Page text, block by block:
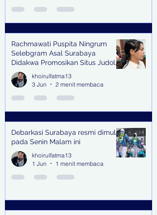
Rachmawati Puspita Ningrum
Selebgram Asal Surabaya
Didakwa Promosikan Situs Judol,
Raup Rp2 Juta dari Tiga Kali
Endorse
khoirulfatma13
3 Jun
2 menit membaca
Debarkasi Surabaya resmi dimulai
pada Senin Malam ini
khoirulfatma13
1 Jun
1 menit membaca